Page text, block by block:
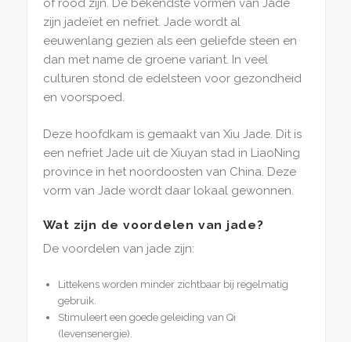
of rood zijn. De bekendste vormen van Jade
zijn jadeïet en nefriet. Jade wordt al
eeuwenlang gezien als een geliefde steen en
dan met name de groene variant. In veel
culturen stond de edelsteen voor gezondheid
en voorspoed.
Deze hoofdkam is gemaakt van Xiu Jade. Dit is
een nefriet Jade uit de Xiuyan stad in LiaoNing
province in het noordoosten van China. Deze
vorm van Jade wordt daar lokaal gewonnen.
Wat zijn de voordelen van jade?
De voordelen van jade zijn:
Littekens worden minder zichtbaar bij regelmatig
gebruik.
Stimuleert een goede geleiding van Qi
(levensenergie).